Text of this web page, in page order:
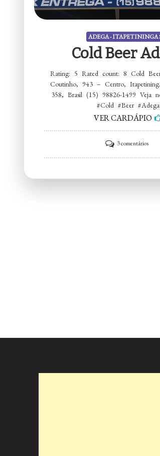
ADEGA - ITAPETININGA
Cold Beer
Rating: 5 Rated count: 8 Cold
Coutinho, 943 – Centro,
358, Brasil (15) 98826-1499 Veja
#Cold #Beer #Adega
VER CARDÁPIO
3 comentáriosem
Cold